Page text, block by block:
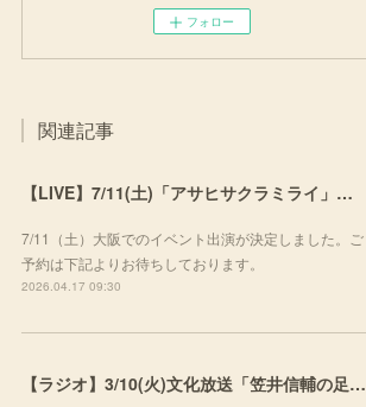
フォロー
関連記事
【LIVE】7/11(土)「アサヒサクラミライ」出演
7/11（土）大阪でのイベント出演が決定しました。ご
予約は下記よりお待ちしております。
2026.04.17 09:30
【ラジオ】3/10(火)文化放送「笠井信輔の足し算ラジオ」にて楽曲をご紹介いただきました